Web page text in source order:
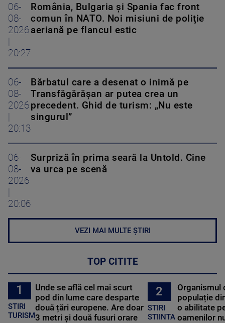
06-
08-
2026
|
20:27
România, Bulgaria şi Spania fac front
comun în NATO. Noi misiuni de poliţie
aeriană pe flancul estic
06-
08-
2026
|
20:13
Bărbatul care a desenat o inimă pe
Transfăgărășan ar putea crea un
precedent. Ghid de turism: „Nu este
singurul”
06-
08-
2026
|
20:06
Surpriză în prima seară la Untold. Cine
va urca pe scenă
VEZI MAI MULTE ȘTIRI
TOP CITITE
1
STIRI
TURISM
Unde se află cel mai scurt
pod din lume care desparte
două țări europene. Are doar
3 metri și două fusuri orare
2
STIRI
STIINTA
Organismul
populație
o abilitate
oamenilor